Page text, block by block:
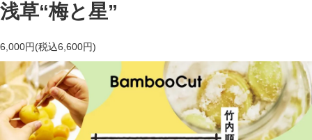
浅草“梅と星”
6,000円(税込6,600円)